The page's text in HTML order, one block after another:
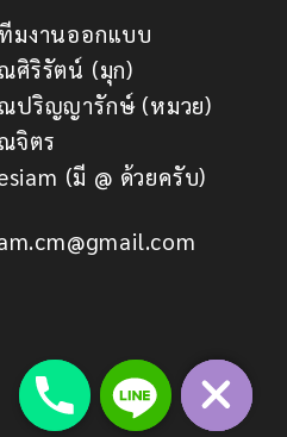
มงานออกแบบ
ศิริรัตน์ (มุก)
ปริญญารักษ์ (หมวย)
จิตร
(มี @ ด้วยครับ)